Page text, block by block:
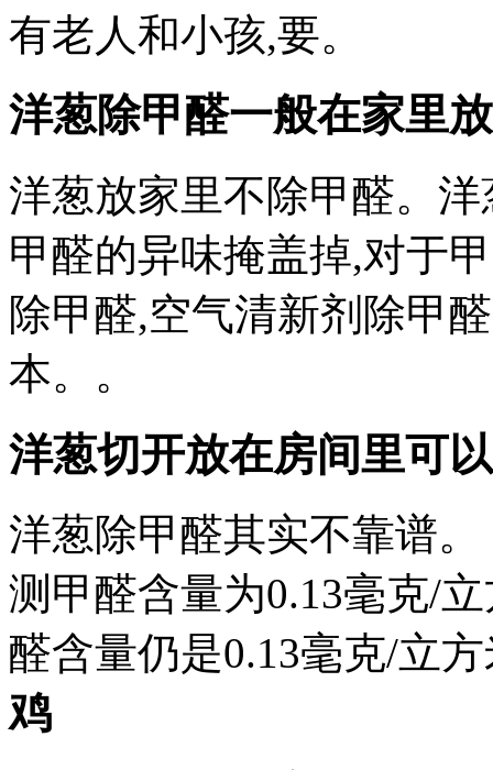
有老人和小孩,要。
洋葱除甲醛一般在家里
洋葱放家里不除甲醛。
甲醛的异味掩盖掉,对于
除甲醛,空气清新剂除甲
本。。
洋葱切开放在房间里可
洋葱除甲醛其实不靠谱
测甲醛含量为0.13毫克/
醛含量仍是0.13毫克/立
鸡